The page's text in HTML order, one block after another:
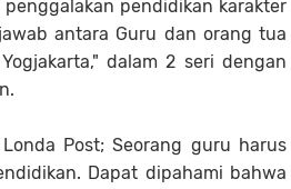
pendidikan karakter
antara Guru dan orang tua
dalam 2 seri dengan
Post; Seorang guru harus
Dapat dipahami bahwa